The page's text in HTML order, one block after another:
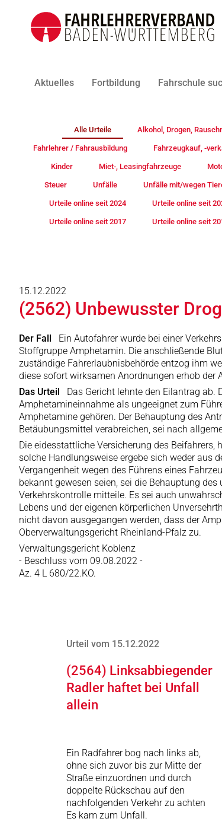
Aktuelles Fortbildung Fahrschule
Alle Urteile Alkohol, Drogen,
Fahrlehrer / Fahrausbildung Fahrzeugkauf, -
Kinder Miet-, Leasingfahrzeuge
Steuer Unfälle Unfälle mit/wegen
Urteile online seit 2024 Urteile online seit
Urteile online seit 2017 Urteile online seit
15.12.2022
(2562) Unbewusster
Der Fall
Ein Autofahrer wurde bei einer
Stoffgruppe Amphetamin. Die anschließende
zuständige Fahrerlaubnisbehörde entzog ihm
diese sofort wirksamen Anordnungen erhob der
Das Urteil
Das Gericht lehnte den Eilantrag ab.
Amphetamineinnahme als ungeeignet zum
Amphetamine gehören. Der Behauptung des
Betäubungsmittel verabreichen, sei nach
Die eidesstattliche Versicherung des
solche Handlungsweise ergebe sich weder aus
Vergangenheit wegen des Führens eines
bekannt gewesen seien, sei die Behauptung
Verkehrskontrolle mitteile. Es sei auch
Lebens und der eigenen körperlichen
nicht davon ausgegangen werden, dass der
Oberverwaltungsgericht Rheinland-Pfalz zu.
Verwaltungsgericht Koblenz
- Beschluss vom 09.08.2022 -
Az. 4 L 680/22.KO.
Urteil vom 15.12.2022
(2564) Linksabbiegender
Radler haftet bei Unfall
allein
Ein Radfahrer bog nach links ab,
ohne sich zuvor bis zur Mitte der
Straße einzuordnen und durch
doppelte Rückschau auf den
nachfolgenden Verkehr zu achten
Es kam zum Unfall.